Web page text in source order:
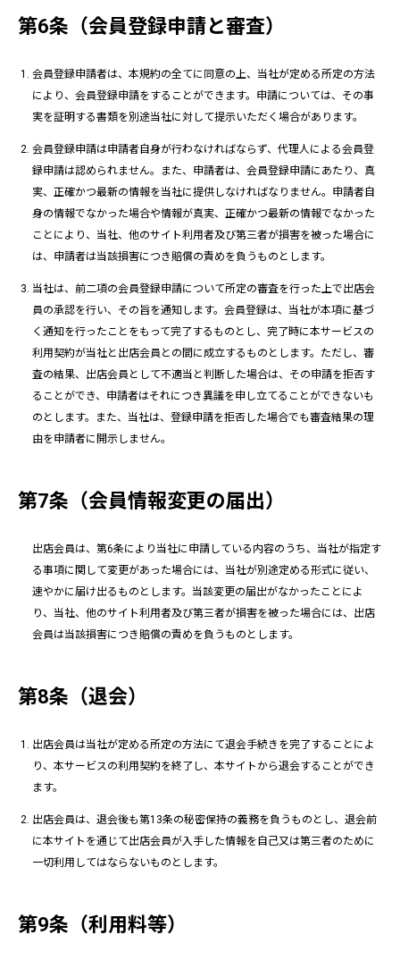
第6条（会員登録申請と審査）
会員登録申請者は、本規約の全てに同意の上、当社が定める所定の方法
により、会員登録申請をすることができます。申請については、その事
実を証明する書類を別途当社に対して提示いただく場合があります。
会員登録申請は申請者自身が行わなければならず、代理人による会員登
録申請は認められません。また、申請者は、会員登録申請にあたり、真
実、正確かつ最新の情報を当社に提供しなければなりません。申請者自
身の情報でなかった場合や情報が真実、正確かつ最新の情報でなかった
ことにより、当社、他のサイト利用者及び第三者が損害を被った場合に
は、申請者は当該損害につき賠償の責めを負うものとします。
当社は、前二項の会員登録申請について所定の審査を行った上で出店会
員の承認を行い、その旨を通知します。会員登録は、当社が本項に基づ
く通知を行ったことをもって完了するものとし、完了時に本サービスの
利用契約が当社と出店会員との間に成立するものとします。ただし、審
査の結果、出店会員として不適当と判断した場合は、その申請を拒否す
ることができ、申請者はそれにつき異議を申し立てることができないも
のとします。また、当社は、登録申請を拒否した場合でも審査結果の理
由を申請者に開示しません。
第7条（会員情報変更の届出）
出店会員は、第6条により当社に申請している内容のうち、当社が指定す
る事項に関して変更があった場合には、当社が別途定める形式に従い、
速やかに届け出るものとします。当該変更の届出がなかったことによ
り、当社、他のサイト利用者及び第三者が損害を被った場合には、出店
会員は当該損害につき賠償の責めを負うものとします。
第8条（退会）
出店会員は当社が定める所定の方法にて退会手続きを完了することによ
り、本サービスの利用契約を終了し、本サイトから退会することができ
ます。
出店会員は、退会後も第13条の秘密保持の義務を負うものとし、退会前
に本サイトを通じて出店会員が入手した情報を自己又は第三者のために
一切利用してはならないものとします。
第9条（利用料等）